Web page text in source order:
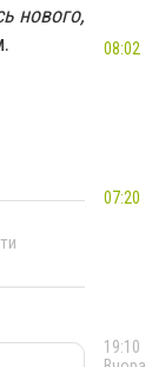
нового,
08:02
07:20
19:10